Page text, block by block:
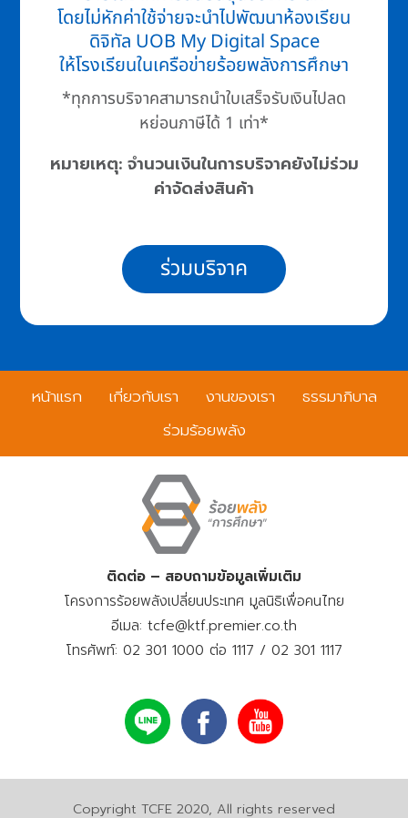
โดยไม่หักค่าใช้จ่ายจะนำไปพัฒนาห้องเรียน
ดิจิทัล UOB My Digital Space
ให้โรงเรียนในเครือข่ายร้อยพลังการศึกษา
*ทุกการบริจาคสามารถนำใบเสร็จรับเงินไปลด
หย่อนภาษีได้ 1 เท่า*
หมายเหตุ: จำนวนเงินในการบริจาคยังไม่ร่วม
ค่าจัดส่งสินค้า
ร่วมบริจาค
หน้าแรก เกี่ยวกับเรา งานของเรา
ธรรมาภิบาล
ร่วมร้อยพลัง
ติดต่อ – สอบถามข้อมูลเพิ่มเติม
โครงการร้อยพลังเปลี่ยนประเทศ มูลนิธิเพื่อคนไทย
อีเมล: tcfe@ktf.premier.co.th
โทรศัพท์: 02 301 1000 ต่อ 1117 / 02 301 1117
Copyright TCFE 2020, All rights reserved